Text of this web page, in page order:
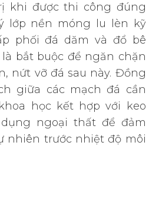
khi được thi công đúng
lớp nền móng lu lèn kỹ
phối đá dăm và đổ bê
bắt buộc để ngăn chặn
nứt vỡ đá sau này. Đồng
giữa các mạch đá cần
học kết hợp với keo
ngoại thất để đảm
nhiên trước nhiệt độ môi